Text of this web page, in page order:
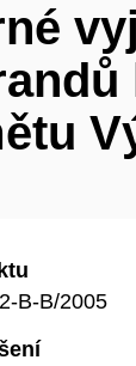
B-B/2005